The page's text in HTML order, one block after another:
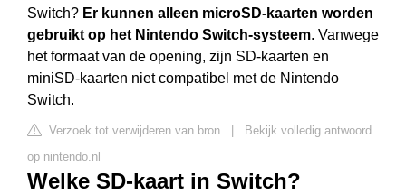
Switch? Er kunnen alleen microSD-kaarten worden
gebruikt op het Nintendo Switch-systeem. Vanwege
het formaat van de opening, zijn SD-kaarten en
miniSD-kaarten niet compatibel met de Nintendo
Switch.
Verzoek tot verwijderen van bron
Bekijk volledig antwoord
op nintendo.nl
Welke SD-kaart in Switch?